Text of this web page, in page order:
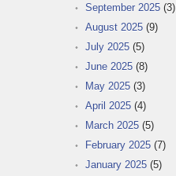
September 2025 (3)
August 2025 (9)
July 2025 (5)
June 2025 (8)
May 2025 (3)
April 2025 (4)
March 2025 (5)
February 2025 (7)
January 2025 (5)